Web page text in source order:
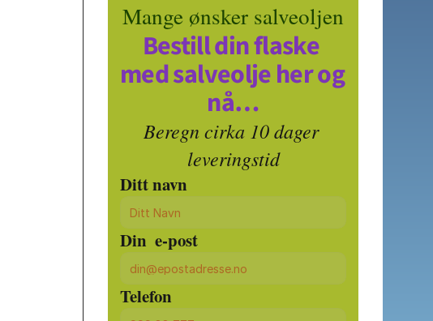
Mange ønsker salveoljen
Bestill din flaske
med salveolje her og
nå…
Beregn cirka 10 dager
leveringstid
Ditt navn
Din  e-post
Telefon